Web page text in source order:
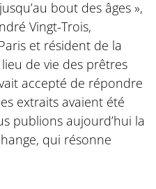
bout des âges »,
Vingt-Trois,
et résident de la
de vie des prêtres
accepté de répondre
extraits avaient été
publions aujourd’hui la
qui résonne